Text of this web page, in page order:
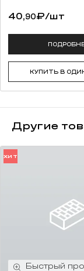
40,90₽/шт
КУПИТЬ В
Другие
ХИТ